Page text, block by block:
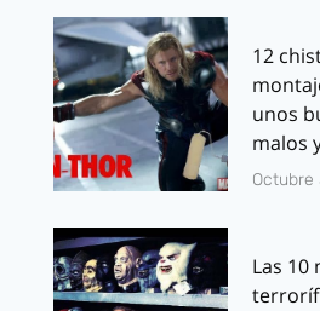
12
unos
malos
Octubre
Las 10